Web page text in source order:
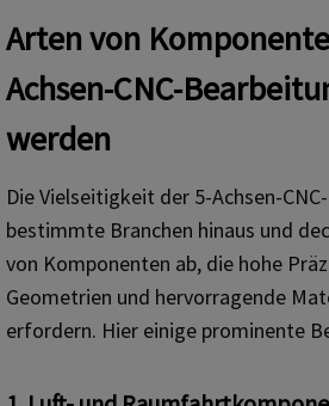
Arten von
Achsen-CNC-
werden
Die Vielseitigkeit der 5-Achsen-
bestimmte Branchen hinaus und
von Komponenten ab, die hohe
Geometrien und hervorragende
erfordern. Hier einige prominente